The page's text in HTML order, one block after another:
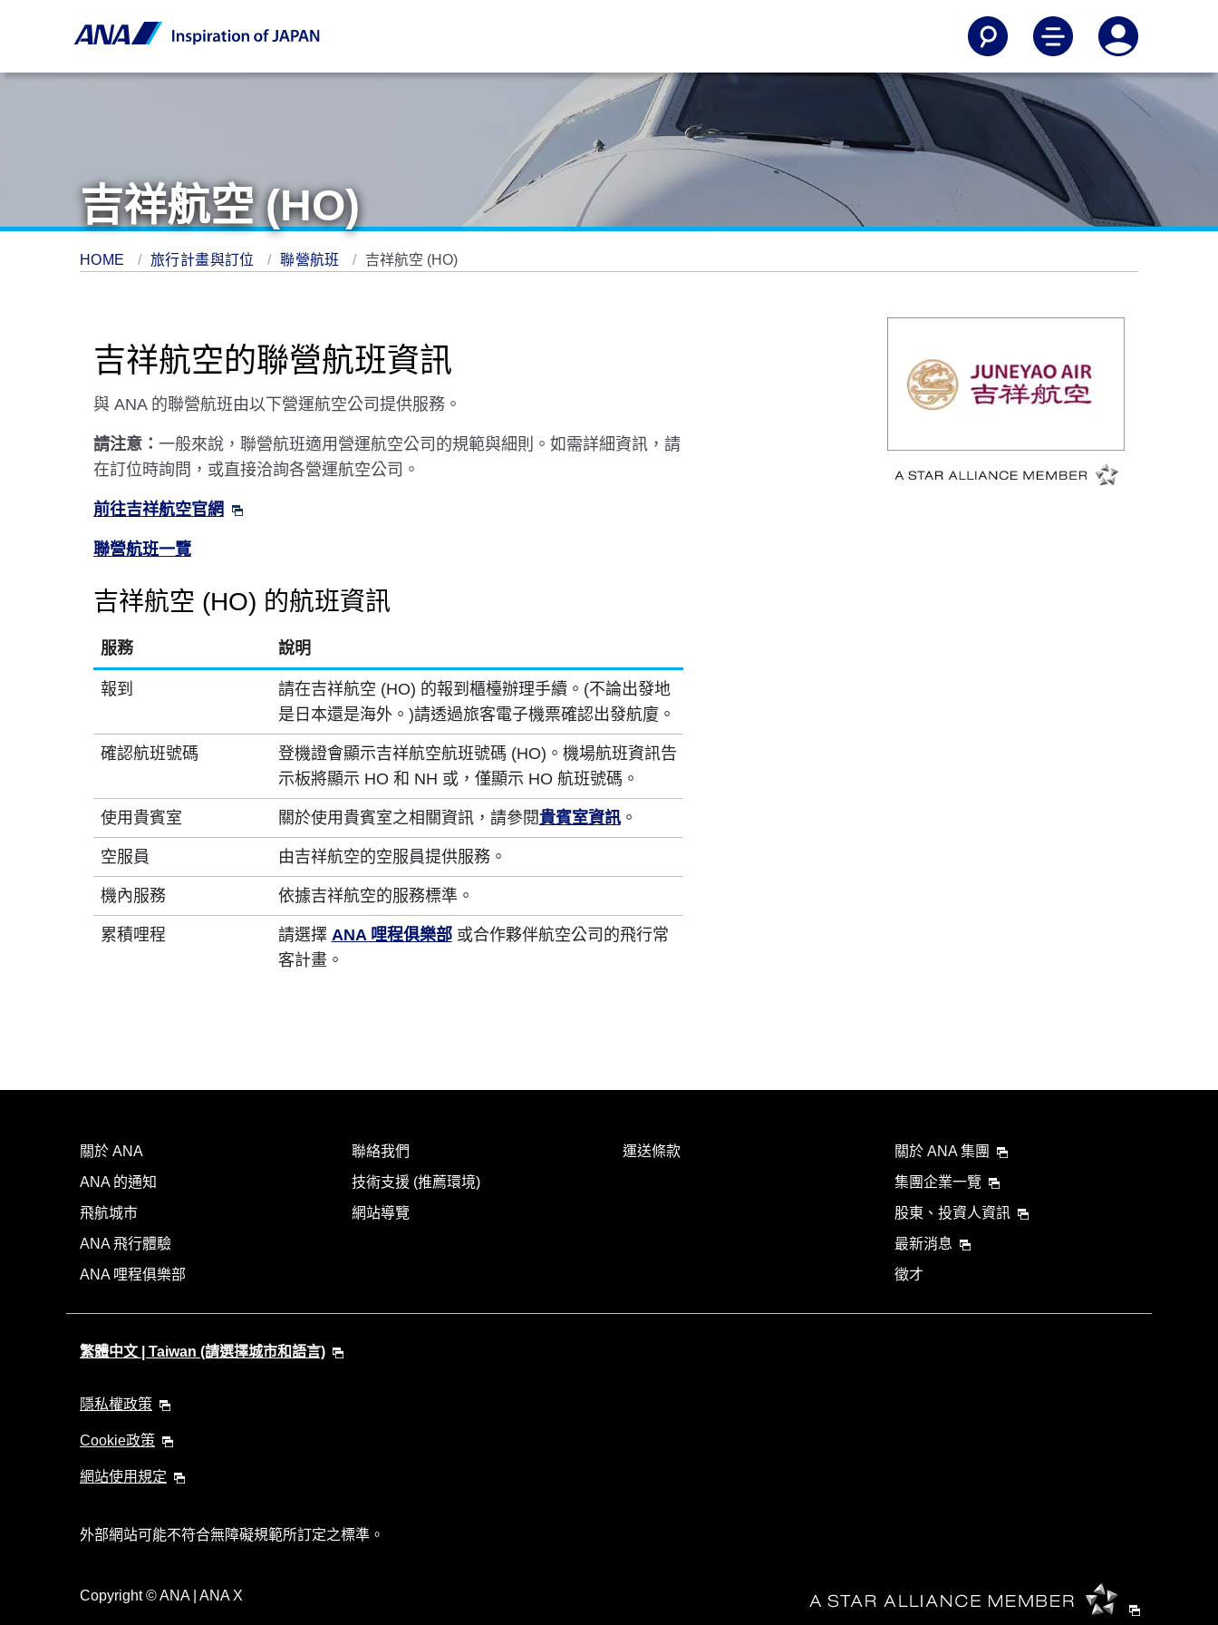
吉祥航空 (HO)
HOME 旅行計畫與訂位 聯營航班 吉祥航空 (HO)
吉祥航空的聯營航班資訊
與 ANA 的聯營航班由以下營運航空公司提供服務。
請注意： 一般來說，聯營航班適用營運航空公司的規範與細則。如需詳細資訊，請
在訂位時詢問，或直接洽詢各營運航空公司。
前往吉祥航空官網
聯營航班一覽
吉祥航空 (HO) 的航班資訊
服務 說明
報到
請在吉祥航空 (HO) 的報到櫃檯辦理手續。(不論出發地
是日本還是海外。)請透過旅客電子機票確認出發航廈。
確認航班號碼
登機證會顯示吉祥航空航班號碼 (HO)。機場航班資訊告
示板將顯示 HO 和 NH 或，僅顯示 HO 航班號碼。
使用貴賓室 關於使用貴賓室之相關資訊，請參閱貴賓室資訊。
空服員 由吉祥航空的空服員提供服務。
機內服務 依據吉祥航空的服務標準。
累積哩程 請選擇 ANA 哩程俱樂部或合作夥伴航空公司的飛行常
客計畫。
關於 ANA
ANA 的通知
飛航城市
ANA 飛行體驗
ANA 哩程俱樂部
聯絡我們
技術支援 (推薦環境)
網站導覽
運送條款
關於 ANA 集團
集團企業一覽
股東、投資人資訊
最新消息
徵才
繁體中文 | Taiwan (請選擇城市和語言)
隱私權政策
Cookie政策
網站使用規定
外部網站可能不符合無障礙規範所訂定之標準。
Copyright© ANA | ANA X